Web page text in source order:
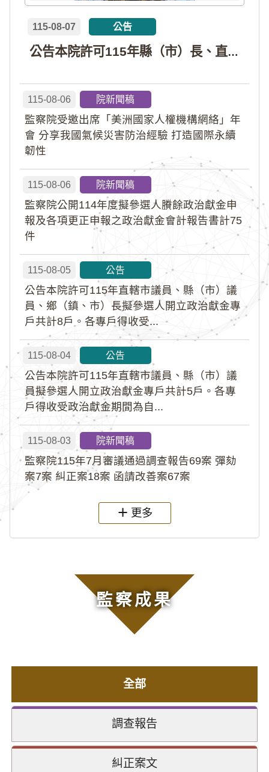
公告本院許可115年縣（市）長、直轄市議員、縣（市）議員擬參選人開立政治獻金專戶共計4戶。各專戶得收受政治獻金期間為自專戶許可設立日起至115年11月27日止，專戶名冊詳如附件。
115-08-07 公告
115-08-06 院新聞稿
監察院受邀出席「美洲國家人權機構網絡」年
會 分享我國氣候災害防治經驗 打造國際永續
韌性
115-08-06 院新聞稿
監察院公開114年度擬參選人賸餘政治獻金申
報及各項更正申報之政治獻金會計報告書計75
件
115-08-05 公告
公告本院許可115年直轄市議員、縣（市）議
員、鄉（鎮、市）長擬參選人開立政治獻金專
戶共計8戶。各專戶得收受...
115-08-04 公告
公告本院許可115年直轄市議員、縣（市）議
員擬參選人開立政治獻金專戶共計5戶。各專
戶得收受政治獻金期間為自...
115-08-03 院新聞稿
監察院115年7月審議通過調查報告69案 彈劾
案7案 糾正案18案 函請改善案67案
更多
監察成果
全部
調查報告
糾正案文